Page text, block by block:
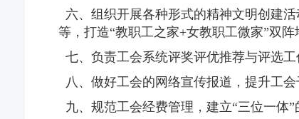
六、组织开展各种形式的精神文明创建
等，打造“教职工之家+女教职工微家”双阵
七、负责工会系统评奖评优推荐与评选工
八、做好工会的网络宣传报道，提升工会
九、规范工会经费管理，建立“三位一体”